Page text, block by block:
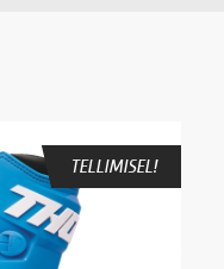
TELLIMISEL!